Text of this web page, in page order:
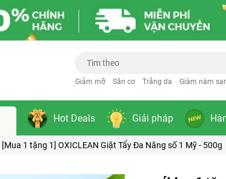
Giảm mỡ Săn cơ Trắng da Giảm nám
Hot Deals Giải pháp
[Mua 1 tặng 1] OXICLEAN Giặt Tẩy Đa Năng số 1 Mỹ - 500g